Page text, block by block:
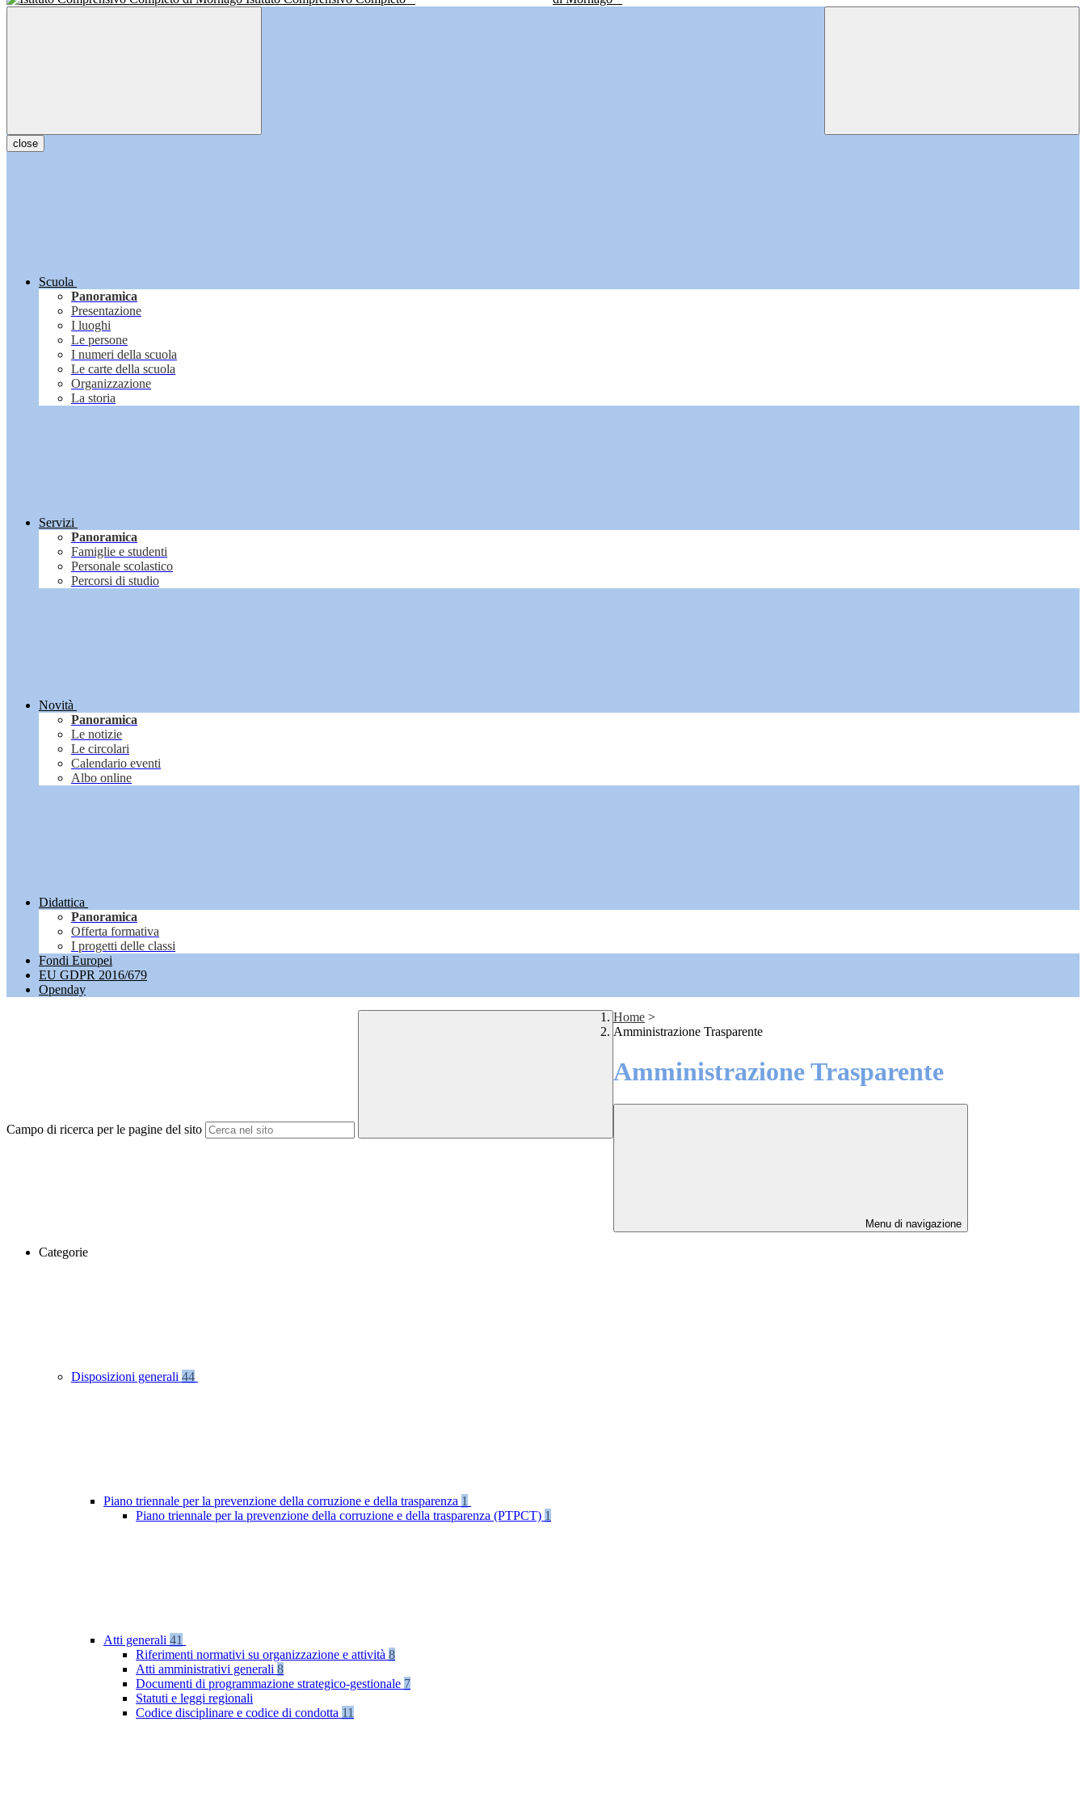
close
Scuola
Panoramica
Presentazione
I luoghi
Le persone
I numeri della scuola
Le carte della scuola
Organizzazione
La storia
Servizi
Panoramica
Famiglie e studenti
Personale scolastico
Percorsi di studio
Novità
Panoramica
Le notizie
Le circolari
Calendario eventi
Albo online
Didattica
Panoramica
Offerta formativa
I progetti delle classi
Fondi Europei
EU GDPR 2016/679
Openday
Campo di ricerca per le pagine del sito
Home >
Amministrazione Trasparente
Amministrazione Trasparente
Menu di navigazione
Categorie
Disposizioni generali 44
Piano triennale per la prevenzione della corruzione e della trasparenza 1
Piano triennale per la prevenzione della corruzione e della trasparenza (PTPCT) 1
Atti generali 41
Riferimenti normativi su organizzazione e attività 8
Atti amministrativi generali 8
Documenti di programmazione strategico-gestionale 7
Statuti e leggi regionali
Codice disciplinare e codice di condotta 11